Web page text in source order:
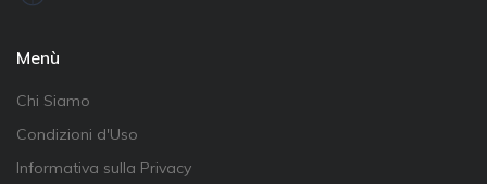
Menù
Chi Siamo
Condizioni d'Uso
Informativa sulla Privacy